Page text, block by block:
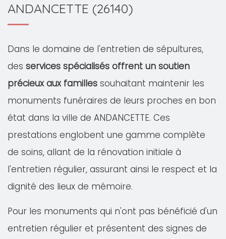
ANDANCETTE (26140)
Dans le domaine de l'entretien de sépultures,
des services spécialisés offrent un soutien
précieux aux familles souhaitant maintenir les
monuments funéraires de leurs proches en bon
état dans la ville de ANDANCETTE. Ces
prestations englobent une gamme complète
de soins, allant de la rénovation initiale à
l'entretien régulier, assurant ainsi le respect et la
dignité des lieux de mémoire.
Pour les monuments qui n'ont pas bénéficié d'un
entretien régulier et présentent des signes de